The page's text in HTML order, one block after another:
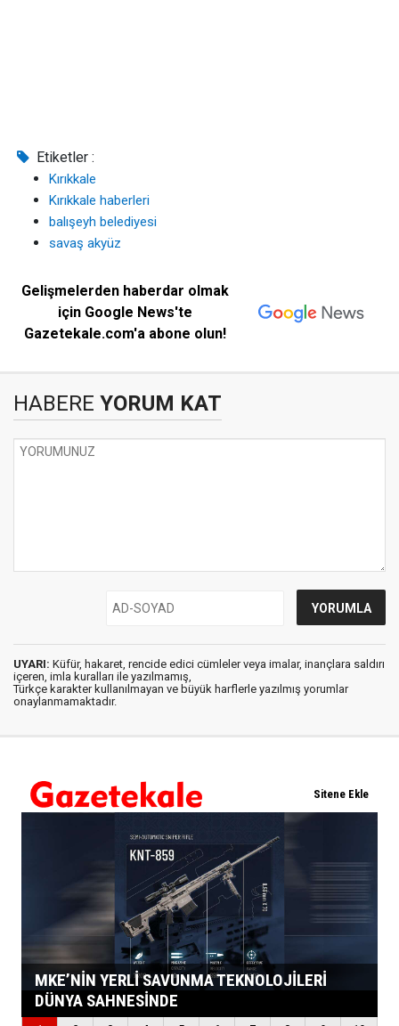
Etiketler :
Kırıkkale
Kırıkkale haberleri
balışeyh belediyesi
savaş akyüz
Gelişmelerden haberdar olmak
için Google News'te
Gazetekale.com'a abone olun!
HABERE YORUM KAT
UYARI: Küfür, hakaret, rencide edici cümleler veya imalar, inançlara saldırı
içeren, imla kuralları ile yazılmamış,
Türkçe karakter kullanılmayan ve büyük harflerle yazılmış yorumlar
onaylanmamaktadır.